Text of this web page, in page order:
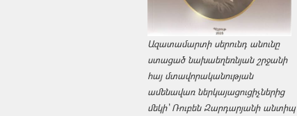
Ազատամարտի սերունդ անունը
ստացած նախաեղեռնյան շրջանի
հայ մտավորականության
ամենավառ ներկայացուցիչներից
մեկի՝ Ռուբեն Զարդարյանի անտիպ